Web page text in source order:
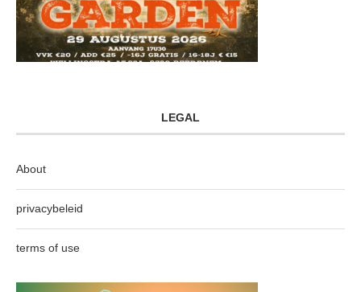
LEGAL
About
privacybeleid
terms of use